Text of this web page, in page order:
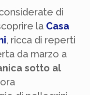
di
la Casa
, ricca di reperti
da marzo a
sotto al